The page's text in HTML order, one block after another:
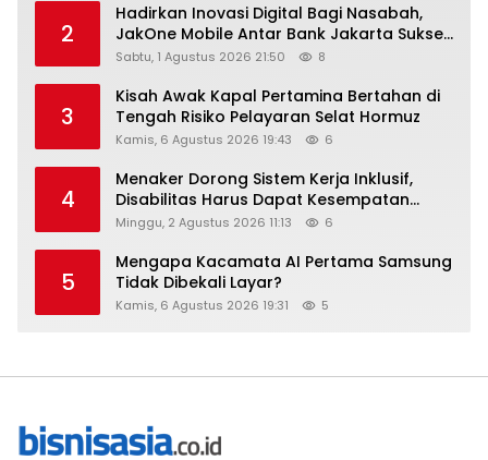
2
Hadirkan Inovasi Digital Bagi Nasabah,
JakOne Mobile Antar Bank Jakarta Sukses
Raih Digital Excellence Awards 2026
Sabtu, 1 Agustus 2026 21:50 8
3
Kisah Awak Kapal Pertamina Bertahan di
Tengah Risiko Pelayaran Selat Hormuz
Kamis, 6 Agustus 2026 19:43 6
4
Menaker Dorong Sistem Kerja Inklusif,
Disabilitas Harus Dapat Kesempatan
Setara
Minggu, 2 Agustus 2026 11:13 6
5
Mengapa Kacamata AI Pertama Samsung
Tidak Dibekali Layar?
Kamis, 6 Agustus 2026 19:31 5